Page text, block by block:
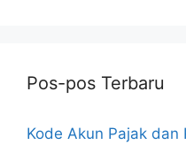
Pos-pos Terbaru
Kode Akun Pajak dan